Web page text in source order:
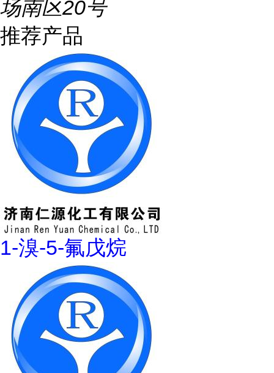
场南区20号
推荐产品
1-溴-5-氟戊烷